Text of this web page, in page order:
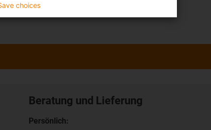
Beratung und Lieferung
Persönlich:
choices